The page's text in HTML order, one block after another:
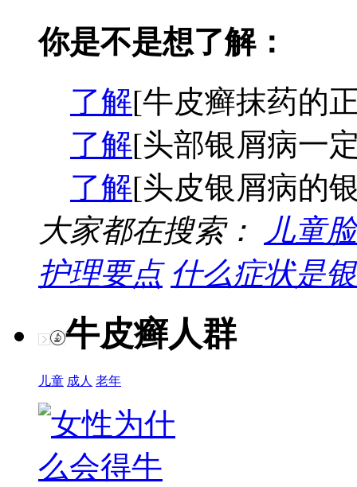
你是不是想了解：
了解[牛皮癣抹药的
了解[头部银屑病一
了解[头皮银屑病的
大家都在搜索：
儿童
护理要点 什么症状是
牛皮癣人群
儿童 成人 老年